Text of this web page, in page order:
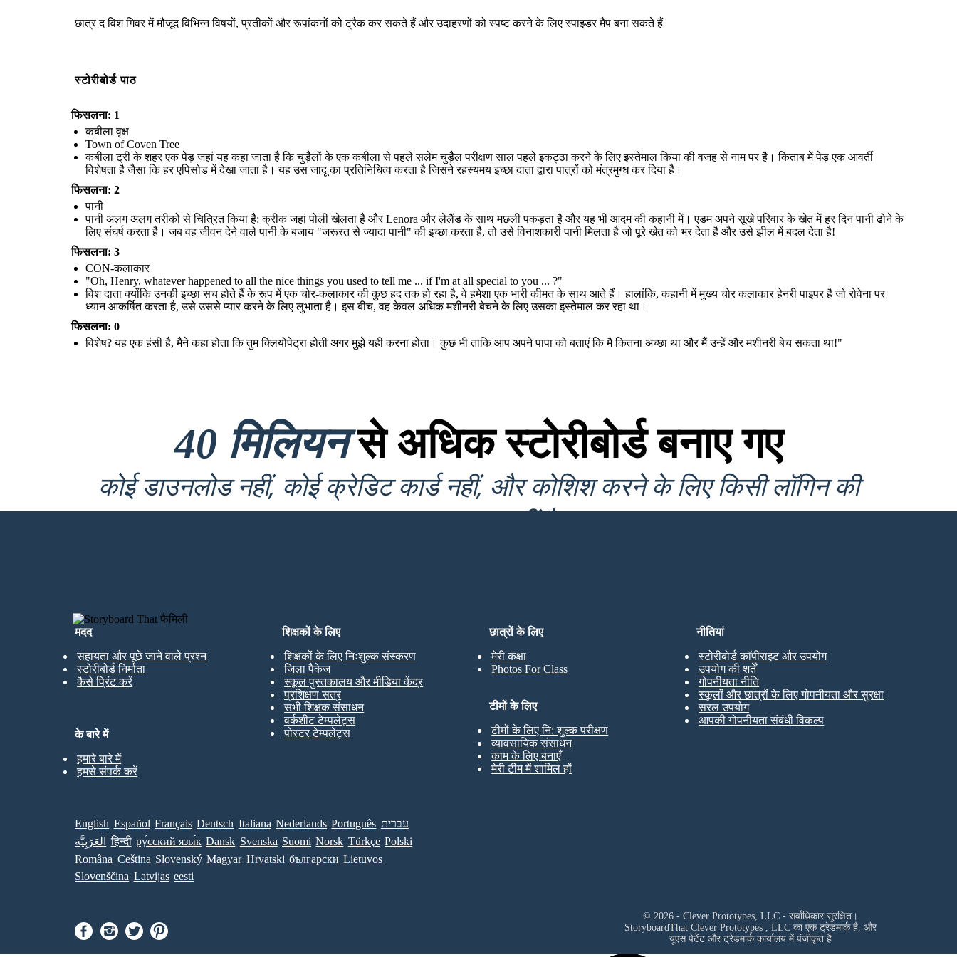
एडम अपने सूखे परिवार के खेत में हर दिन पानी ढोने के लिए संघर्ष करता है। जब वह
जीवन देने वाले पानी के बजाय "जरूरत से ज्यादा पानी" की इच्छा करता है, तो उसे
विनाशकारी पानी मिलता है जो पूरे खेत को भर देता है और उसे झील में बदल देता है!
मुख्य चोर कलाकार हेनरी पाइपर है जो रोवेना पर ध्यान आकर्षित करता है, उसे
उससे प्यार करने के लिए लुभाता है। इस बीच, वह केवल अधिक मशीनरी बेचने
के लिए उसका इस्तेमाल कर रहा था।
छात्र द विश गिवर में मौजूद विभिन्न विषयों, प्रतीकों और रूपांकनों को ट्रैक कर सकते हैं और उदाहरणों को स्पष्ट करने के लिए स्पाइडर मैप बना सकते हैं
स्टोरीबोर्ड पाठ
फिसलना: 1
कबीला वृक्ष
T own of Coven Tree
कबीला ट्री के शहर एक पेड़ जहां यह कहा जाता है कि चुड़ैलों के एक कबीला से पहले सलेम चुड़ैल परीक्षण साल पहले इकट्ठा करने के लिए इस्तेमाल किया की वजह से नाम पर है। किताब में पेड़ एक आवर्ती
विशेषता है जैसा कि हर एपिसोड में देखा जाता है। यह उस जादू का प्रतिनिधित्व करता है जिसने रहस्यमय इच्छा दाता द्वारा पात्रों को मंत्रमुग्ध कर दिया है।
फिसलना: 2
पानी
पानी अलग अलग तरीकों से चित्रित किया है: क्रीक जहां पोली खेलता है और Lenora और लेलैंड के साथ मछली पकड़ता है और यह भी आदम की कहानी में। एडम अपने सूखे परिवार के खेत में हर दिन पानी ढोने के
लिए संघर्ष करता है। जब वह जीवन देने वाले पानी के बजाय "जरूरत से ज्यादा पानी" की इच्छा करता है, तो उसे विनाशकारी पानी मिलता है जो पूरे खेत को भर देता है और उसे झील में बदल देता है!
फिसलना: 3
CON-कलाकार
"Oh, Henry, whatever happened to all the nice things you used to tell me ... if I'm at all special to you ... ?"
विश दाता क्योंकि उनकी इच्छा सच होते हैं के रूप में एक चोर-कलाकार की कुछ हद तक हो रहा है, वे हमेशा एक भारी कीमत के साथ आते हैं। हालांकि, कहानी में मुख्य चोर कलाकार हेनरी पाइपर है जो रोवेना पर
ध्यान आकर्षित करता है, उसे उससे प्यार करने के लिए लुभाता है। इस बीच, वह केवल अधिक मशीनरी बेचने के लिए उसका इस्तेमाल कर रहा था।
फिसलना: 0
विशेष? यह एक हंसी है, मैंने कहा होता कि तुम क्लियोपेट्रा होती अगर मुझे यही करना होता। कुछ भी ताकि आप अपने पापा को बताएं कि मैं कितना अच्छा था और मैं उन्हें और मशीनरी बेच सकता था!"
40 मिलियनसे अधिक स्टोरीबोर्ड बनाए गए
कोई डाउनलोड नहीं, कोई क्रेडिट कार्ड नहीं, और कोशिश करने के लिए किसी लॉगिन की
आवश्यकता नहीं है!
मदद
सहायता और पूछे जाने वाले प्रश्न
स्टोरीबोर्ड निर्माता
कैसे प्रिंट करें
छात्रों के लिए
मेरी कक्षा
Photos For Class
शिक्षकों के लिए
शिक्षकों के लिए निःशुल्क संस्करण
जिला पैकेज
स्कूल पुस्तकालय और मीडिया केंद्र
प्रशिक्षण सत्र
सभी शिक्षक संसाधन
वर्कशीट टेम्पलेट्स
पोस्टर टेम्पलेट्स
टीमों के लिए
टीमों के लिए नि: शुल्क परीक्षण
व्यावसायिक संसाधन
काम के लिए बनाएँ
मेरी टीम में शामिल हों
के बारे में
हमारे बारे में
हमसे संपर्क करें
नीतियां
स्टोरीबोर्ड कॉपीराइट और उपयोग
उपयोग की शर्तें
गोपनीयता नीति
स्कूलों और छात्रों के लिए गोपनीयता और सुरक्षा
सरल उपयोग
आपकी गोपनीयता संबंधी विकल्प
English Español Français Deutsch Italiana Nederlands Português עברית
العَرَبِيَّة
हिन्दी ру́сский язы́к Dansk Svenska Suomi Norsk Türkçe Polski
Româna Ceština Slovenský Magyar Hrvatski български Lietuvos
Slovenščina Latvijas eesti
© 2026 - Clever Prototypes, LLC - सर्वाधिकार सुरक्षित।
StoryboardThat Clever Prototypes , LLCका एक ट्रेडमार्क है, और
यूएस पेटेंट और ट्रेडमार्क कार्यालय में पंजीकृत है